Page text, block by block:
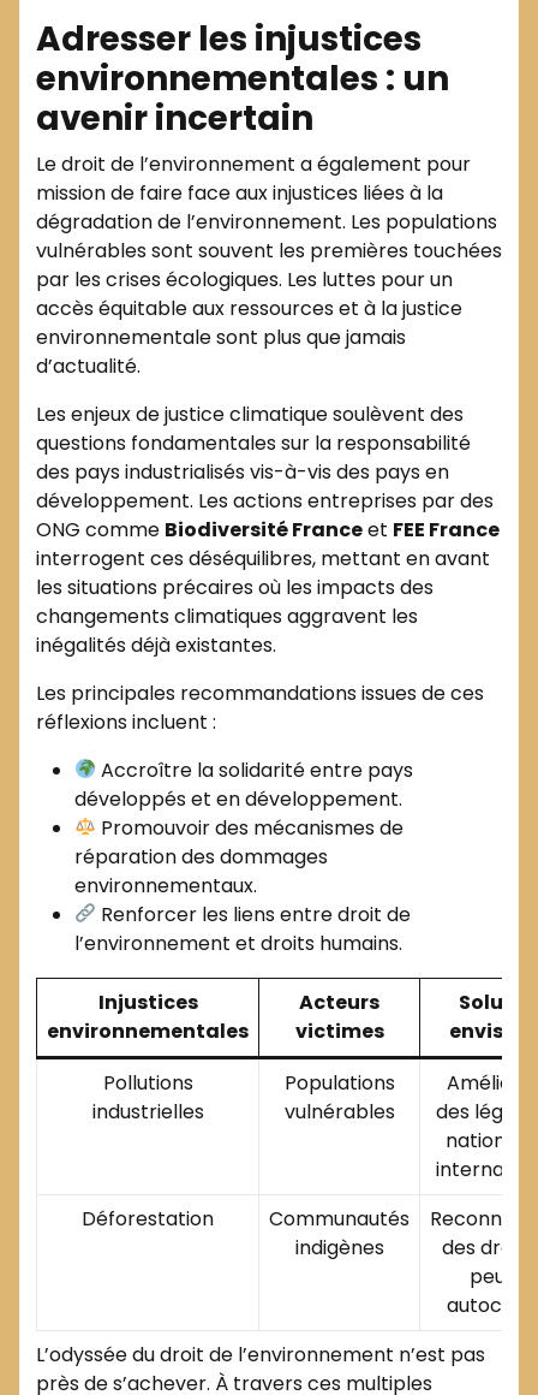
Adresser les injustices
environnementales : un
avenir incertain
Le droit de l’environnement a également pour
mission de faire face aux injustices liées à la
dégradation de l’environnement. Les populations
vulnérables sont souvent les premières touchées
par les crises écologiques. Les luttes pour un
accès équitable aux ressources et à la justice
environnementale sont plus que jamais
d’actualité.
Les enjeux de justice climatique soulèvent des
questions fondamentales sur la responsabilité
des pays industrialisés vis-à-vis des pays en
développement. Les actions entreprises par des
ONG comme Biodiversité Franceet FEE France
interrogent ces déséquilibres, mettant en avant
les situations précaires où les impacts des
changements climatiques aggravent les
inégalités déjà existantes.
Les principales recommandations issues de ces
réflexions incluent :
Accroître la solidarité entre pays
développés et en développement.
Promouvoir des mécanismes de
réparation des dommages
environnementaux.
Renforcer les liens entre droit de
l’environnement et droits humains.
Injustices
environnementales
Acteurs
victimes
Pollutions
industrielles
Populations
vulnérables
des
Déforestation
Communautés
indigènes
des
L’odyssée du droit de l’environnement n’est pas
près de s’achever. À travers ces multiples